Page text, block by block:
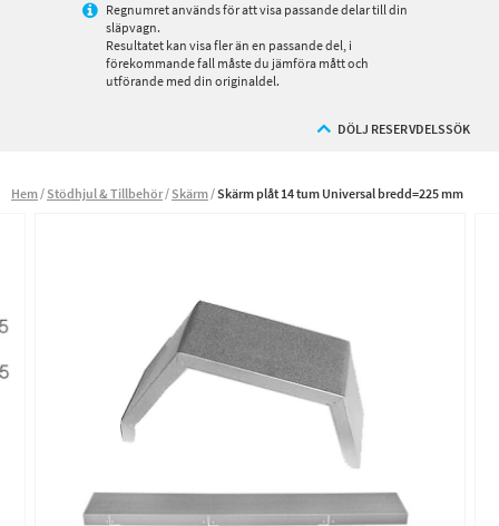
Regnumret används för att visa passande delar till din
släpvagn.
Resultatet kan visa fler än en passande del, i
förekommande fall måste du jämföra mått och
utförande med din originaldel.
DÖLJ RESERVDELSSÖK
Hem Stödhjul & Tillbehör Skärm Skärm plåt 14 tum Universal bredd=225 mm